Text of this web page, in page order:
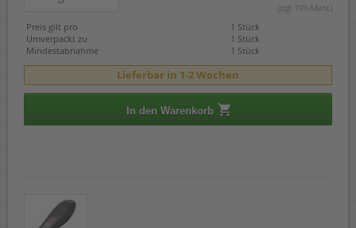
(zzgl. 19% Mwst.)
Preis gilt pro
1 Stück
Umverpackt zu
1 Stück
Mindestabnahme
1 Stück
Lieferbar in 1-2 Wochen
In den Warenkorb